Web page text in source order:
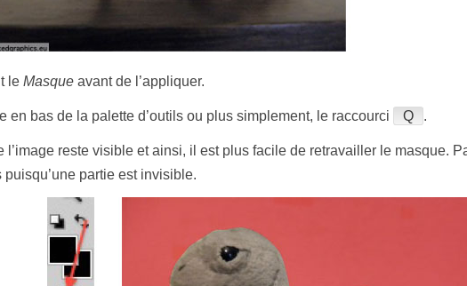
leMasque avant de l’appliquer.
en bas de la palette d’outils ou plus simplement, le raccourci Q .
l’image reste visible et ainsi, il est plus facile de retravailler le masque.
partie est invisible.